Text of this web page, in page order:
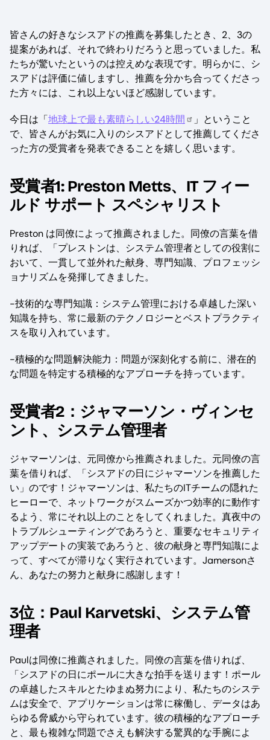
皆さんの好きなシスアドの推薦を募集したとき、2、3の
提案があれば、それで終わりだろうと思っていました。私
たちが驚いたというのは控えめな表現です。明らかに、シ
スアドは評価に値しますし、推薦を分かち合ってくださっ
た方々には、これ以上ないほど感謝しています。
今日は「地球上で最も素晴らしい24時間
」ということ
で、皆さんがお気に入りのシスアドとして推薦してくださ
った方の受賞者を発表できることを嬉しく思います。
受賞者1: Preston Metts、IT フィー
ルド サポート スペシャリスト
Preston は同僚によって推薦されました。同僚の言葉を借
りれば、「プレストンは、システム管理者としての役割に
おいて、一貫して並外れた献身、専門知識、プロフェッシ
ョナリズムを発揮してきました。
-技術的な専門知識：システム管理における卓越した深い
知識を持ち、常に最新のテクノロジーとベストプラクティ
スを取り入れています。
-積極的な問題解決能力：問題が深刻化する前に、潜在的
な問題を特定する積極的なアプローチを持っています。
受賞者2：ジャマーソン・ヴィンセ
ント、システム管理者
ジャマーソンは、元同僚から推薦されました。元同僚の言
葉を借りれば、「シスアドの日にジャマーソンを推薦した
い」のです！ジャマーソンは、私たちのITチームの隠れた
ヒーローで、ネットワークがスムーズかつ効率的に動作す
るよう、常にそれ以上のことをしてくれました。真夜中の
トラブルシューティングであろうと、重要なセキュリティ
アップデートの実装であろうと、彼の献身と専門知識によ
って、すべてが滞りなく実行されています。Jamersonさ
ん、あなたの努力と献身に感謝します！
3位：Paul Karvetski、システム管
理者
Paulは同僚に推薦されました。同僚の言葉を借りれば、
「シスアドの日にポールに大きな拍手を送ります！ポール
の卓越したスキルとたゆまぬ努力により、私たちのシステ
ムは安全で、アプリケーションは常に稼働し、データはあ
らゆる脅威から守られています。彼の積極的なアプローチ
と、最も複雑な問題でさえも解決する驚異的な手腕によ